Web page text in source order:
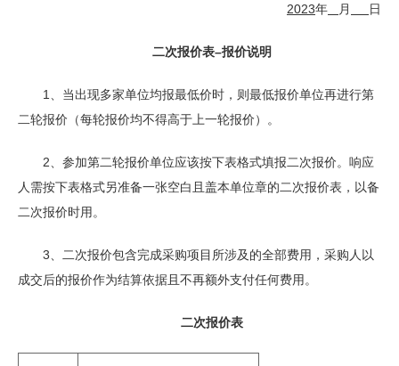
2023年 月 日
二次报价表–报价说明
1、当出现多家单位均报最低价时，则最低报价单位再进行第
二轮报价（每轮报价均不得高于上一轮报价）。
2、参加第二轮报价单位应该按下表格式填报二次报价。响应
人需按下表格式另准备一张空白且盖本单位章的二次报价表，以备
二次报价时用。
3、二次报价包含完成采购项目所涉及的全部费用，采购人以
成交后的报价作为结算依据且不再额外支付任何费用。
二次报价表